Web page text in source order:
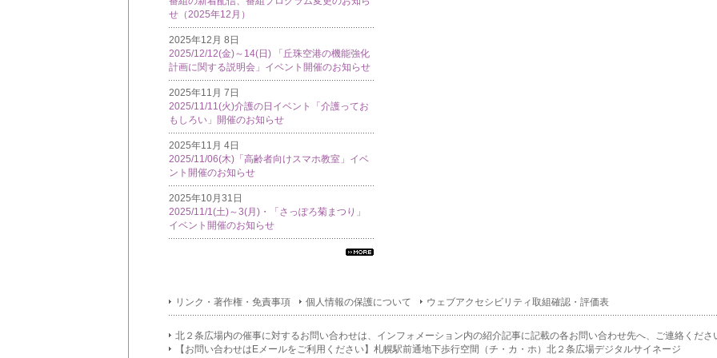
せ（2025年12月）
2025年12月 8日
2025/12/12(金)～14(日) 「丘珠空港の機能強化
計画に関する説明会」イベント開催のお知らせ
2025年11月 7日
2025/11/11(火)介護の日イベント「介護ってお
もしろい」開催のお知らせ
2025年11月 4日
2025/11/06(木)「高齢者向けスマホ教室」イベ
ント開催のお知らせ
2025年10月31日
2025/11/1(土)～3(月)・「さっぽろ菊まつり」
イベント開催のお知らせ
フォ
メー
ショ
ン一
リンク・著作権・免責事項 個人情報の保護について ウェブアクセシビリティ取組確認・評価表
北２条広場内の催事に対するお問い合わせは、インフォメーション内の紹介記事に記載の各お問い合わせ先へ、ご連絡くださ
【お問い合わせはEメールをご利用ください】札幌駅前通地下歩行空間（チ・カ・ホ）北２条広場デジタルサイネージ